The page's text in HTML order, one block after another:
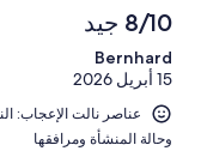
8/10 جيد
Bernhard
15 أبريل 2026
و⁦حالة المنشأة ومرافقها⁩